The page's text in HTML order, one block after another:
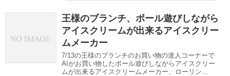
王様のブランチ、ボール遊びしながら
アイスクリームが出来るアイスクリー
ムメーカー
7/13の王様のブランチのお買い物の達人コーナーで
AIがお買い物したボール遊びしながらアイスクリー
ムが出来るアイスクリームメーカー、ローリン...